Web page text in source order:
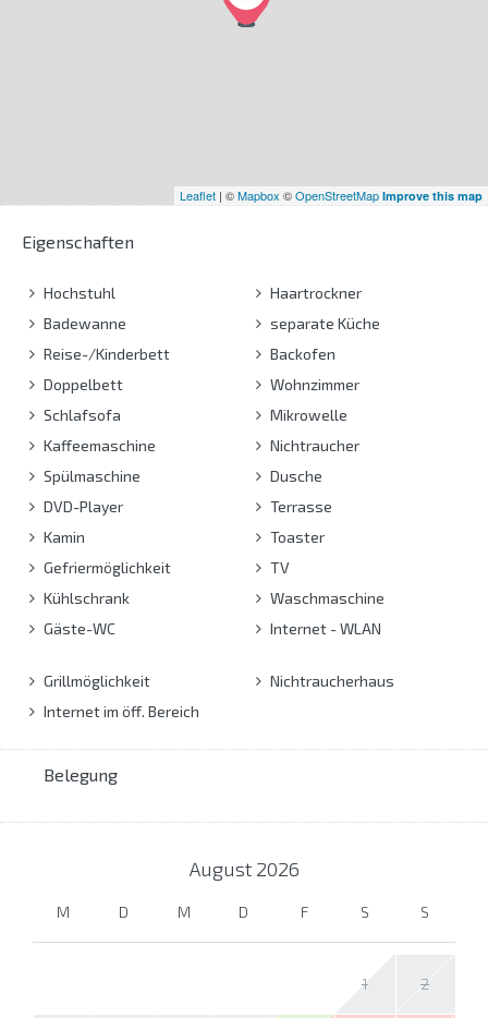
Leaflet | ©Mapbox ©OpenStreetMap Improve this map
Eigenschaften
Hochstuhl
Badewanne
Reise-/Kinderbett
Doppelbett
Schlafsofa
Kaffeemaschine
Spülmaschine
DVD-Player
Kamin
Gefriermöglichkeit
Kühlschrank
Gäste-WC
Haartrockner
separate Küche
Backofen
Wohnzimmer
Mikrowelle
Nichtraucher
Dusche
Terrasse
Toaster
TV
Waschmaschine
Internet - WLAN
Grillmöglichkeit
Internet im öff. Bereich
Nichtraucherhaus
Belegung
August 2026
M D M D F S S
1 2